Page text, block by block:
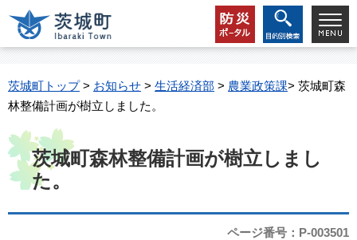
茨城町トップ> お知らせ > 生活経済部 > 農業政策課> 茨城町森
林整備計画が樹立しました。
茨城町森林整備計画が樹立しまし
た。
ページ番号：P-003501